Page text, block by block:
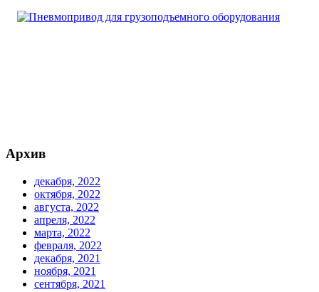
Архив
декабря, 2022
октября, 2022
августа, 2022
апреля, 2022
марта, 2022
февраля, 2022
декабря, 2021
ноября, 2021
сентября, 2021